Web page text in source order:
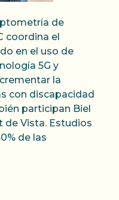
de
coordina el
en el uso de
5G y
la
con discapacidad
participan Biel
de Vista. Estudios
de las